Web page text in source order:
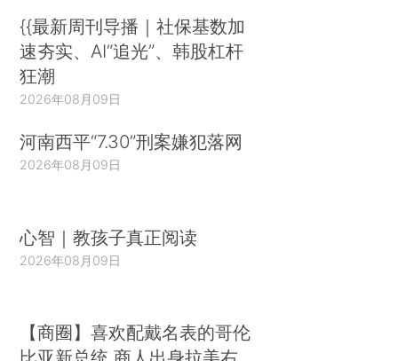
{{最新周刊导播｜社保基数加
速夯实、AI“追光”、韩股杠杆
狂潮
2026年08月09日
河南西平“7.30”刑案嫌犯落网
2026年08月09日
心智｜教孩子真正阅读
2026年08月09日
【商圈】喜欢配戴名表的哥伦